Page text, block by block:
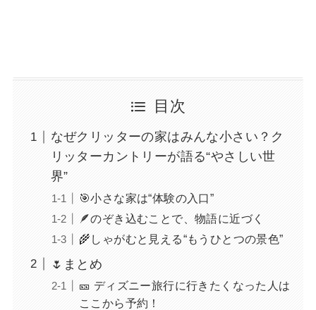
目次
なぜクリッターの家はみんな小さい？ク
リッターカントリーが語る“やさしい世
界”
🎯小さな家は“体験の入口”
🪶のぞき込むことで、物語に近づく
🌾しゃがむと見える“もうひとつの景色”
🌷まとめ
🎫 ディズニー旅行に行きたくなった人は
ここから予約！